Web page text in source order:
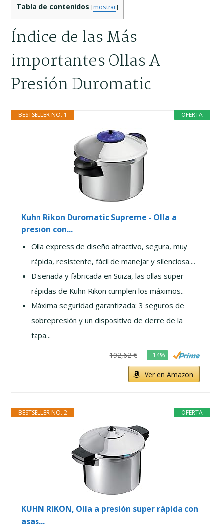
Tabla de contenidos [mostrar]
Índice de las Más
importantes Ollas A
Presión Duromatic
OFERTA
BESTSELLER NO. 1
Kuhn Rikon Duromatic Supreme - Olla a
presión con...
Olla express de diseño atractivo, segura, muy
rápida, resistente, fácil de manejar y silenciosa....
Diseñada y fabricada en Suiza, las ollas super
rápidas de Kuhn Rikon cumplen los máximos...
Máxima seguridad garantizada: 3 seguros de
sobrepresión y un dispositivo de cierre de la
tapa...
192,62 € −14%
Ver en Amazon
OFERTA
BESTSELLER NO. 2
KUHN RIKON, Olla a presión super rápida con
asas...